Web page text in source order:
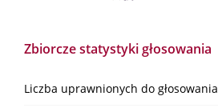
Zbiorcze statystyki głosowania
Liczba uprawnionych do głosowania